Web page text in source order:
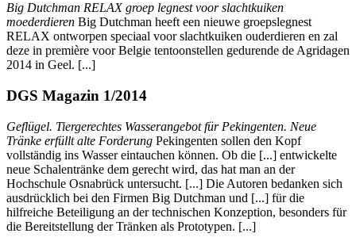
Big Dutchman RELAX groep legnest voor slachtkuiken
moederdieren Big Dutchman heeft een nieuwe groepslegnest
RELAX ontworpen speciaal voor slachtkuiken ouderdieren en zal
deze in première voor Belgie tentoonstellen gedurende de Agridagen
2014 in Geel. [...]
DGS Magazin 1/2014
Geflügel. Tiergerechtes Wasserangebot für Pekingenten. Neue
Tränke erfüllt alte Forderung Pekingenten sollen den Kopf
vollständig ins Wasser eintauchen können. Ob die [...] entwickelte
neue Schalentränke dem gerecht wird, das hat man an der
Hochschule Osnabrück untersucht. [...] Die Autoren bedanken sich
ausdrücklich bei den Firmen Big Dutchman und [...] für die
hilfreiche Beteiligung an der technischen Konzeption, besonders für
die Bereitstellung der Tränken als Prototypen. [...]